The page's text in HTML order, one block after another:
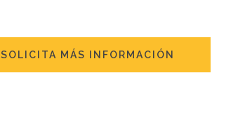
SOLICITA MÁS INFORMACIÓN